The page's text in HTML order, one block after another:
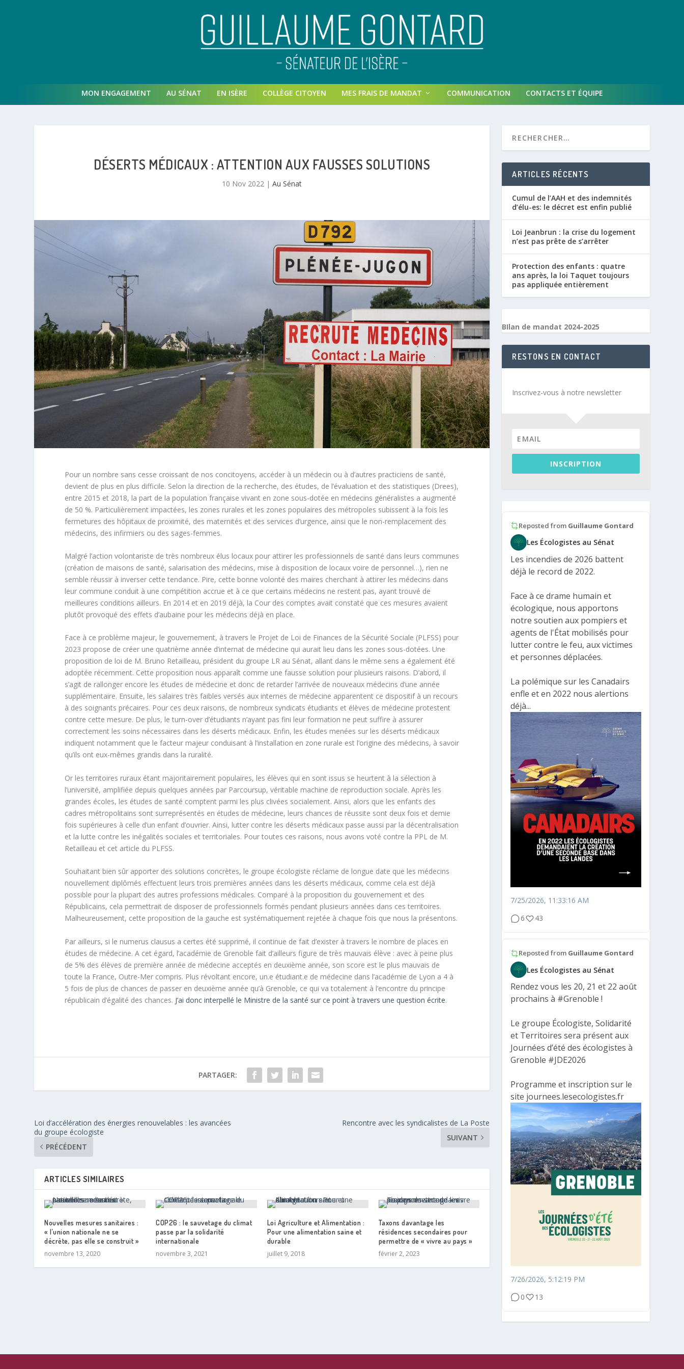
MON ENGAGEMENT AU SÉNAT EN ISÈRE COLLÈGE CITOYEN MES FRAIS DE MANDAT COMMUNICATION CONTACTS ET ÉQUIPE
DÉSERTS MÉDICAUX : ATTENTION AUX FAUSSES SOLUTIONS
10 Nov 2022 |Au Sénat
Pour un nombre sans cesse croissant de nos concitoyens, accéder à un médecin ou à d’autres practiciens de santé,
devient de plus en plus difficile. Selon la direction de la recherche, des études, de l’évaluation et des statistiques (Drees),
entre 2015 et 2018, la part de la population française vivant en zone sous-dotée en médecins généralistes a augmenté
de 50 %. Particulièrement impactées, les zones rurales et les zones populaires des métropoles subissent à la fois les
fermetures des hôpitaux de proximité, des maternités et des services d’urgence, ainsi que le non-remplacement des
médecins, des infirmiers ou des sages-femmes.
Malgré l’action volontariste de très nombreux élus locaux pour attirer les professionnels de santé dans leurs communes
(création de maisons de santé, salarisation des médecins, mise à disposition de locaux voire de personnel…), rien ne
semble réussir à inverser cette tendance. Pire, cette bonne volonté des maires cherchant à attirer les médecins dans
leur commune conduit à une compétition accrue et à ce que certains médecins ne restent pas, ayant trouvé de
meilleures conditions ailleurs. En 2014 et en 2019 déjà, la Cour des comptes avait constaté que ces mesures avaient
plutôt provoqué des effets d’aubaine pour les médecins déjà en place.
Face à ce problème majeur, le gouvernement, à travers le Projet de Loi de Finances de la Sécurité Sociale (PLFSS) pour
2023 propose de créer une quatrième année d’internat de médecine qui aurait lieu dans les zones sous-dotées. Une
proposition de loi de M. Bruno Retailleau, président du groupe LR au Sénat, allant dans le même sens a également été
adoptée récemment. Cette proposition nous apparaît comme une fausse solution pour plusieurs raisons. D’abord, il
s’agit de rallonger encore les études de médecine et donc de retarder l’arrivée de nouveaux médecins d’une année
supplémentaire. Ensuite, les salaires très faibles versés aux internes de médecine apparentent ce dispositif à un recours
à des soignants précaires. Pour ces deux raisons, de nombreux syndicats étudiants et élèves de médecine protestent
contre cette mesure. De plus, le turn-over d’étudiants n’ayant pas fini leur formation ne peut suffire à assurer
correctement les soins nécessaires dans les déserts médicaux. Enfin, les études menées sur les déserts médicaux
indiquent notamment que le facteur majeur conduisant à l’installation en zone rurale est l’origine des médecins, à savoir
qu’ils ont eux-mêmes grandis dans la ruralité.
Or les territoires ruraux étant majoritairement populaires, les élèves qui en sont issus se heurtent à la sélection à
l’université, amplifiée depuis quelques années par Parcoursup, véritable machine de reproduction sociale. Après les
grandes écoles, les études de santé comptent parmi les plus clivées socialement. Ainsi, alors que les enfants des
cadres métropolitains sont surreprésentés en études de médecine, leurs chances de réussite sont deux fois et demie
fois supérieures à celle d’un enfant d’ouvrier. Ainsi, lutter contre les déserts médicaux passe aussi par la décentralisation
et la lutte contre les inégalités sociales et territoriales. Pour toutes ces raisons, nous avons voté contre la PPL de M.
Retailleau et cet article du PLFSS.
Souhaitant bien sûr apporter des solutions concrètes, le groupe écologiste réclame de longue date que les médecins
nouvellement diplômés effectuent leurs trois premières années dans les déserts médicaux, comme cela est déjà
possible pour la plupart des autres professions médicales. Comparé à la proposition du gouvernement et des
Républicains, cela permettrait de disposer de professionnels formés pendant plusieurs années dans ces territoires.
Malheureusement, cette proposition de la gauche est systématiquement rejetée à chaque fois que nous la présentons.
Par ailleurs, si le numerus clausus a certes été supprimé, il continue de fait d’exister à travers le nombre de places en
études de médecine. A cet égard, l’académie de Grenoble fait d’ailleurs figure de très mauvais élève : avec à peine plus
de 5% des élèves de première année de médecine acceptés en deuxième année, son score est le plus mauvais de
toute la France, Outre-Mer compris. Plus révoltant encore, un.e étudiant.e de médecine dans l’académie de Lyon a 4 à
5 fois de plus de chances de passer en deuxième année qu’à Grenoble, ce qui va totalement à l’encontre du principe
républicain d’égalité des chances. J’ai donc interpellé le Ministre de la santé sur ce point à travers une question écrite.
PARTAGER:
Loi d’accélération des énergies renouvelables : les avancées
du groupe écologiste
PRÉCÉDENT
Rencontre avec les syndicalistes de La Poste
SUIVANT
ARTICLES SIMILAIRES
Nouvelles mesures sanitaires :
« l’union nationale ne se
décrète, pas elle se construit »
novembre 13, 2020
COP26 : le sauvetage du climat
passe par la solidarité
internationale
novembre 3, 2021
Loi Agriculture et Alimentation :
Pour une alimentation saine et
durable
juillet 9, 2018
Taxons davantage les
résidences secondaires pour
permettre de « vivre au pays »
février 2, 2023
ARTICLES RÉCENTS
Cumul de l’AAH et des indemnités
d’élu-es: le décret est enfin publié
Loi Jeanbrun : la crise du logement
n’est pas prête de s’arrêter
Protection des enfants : quatre
ans après, la loi Taquet toujours
pas appliquée entièrement
BIlan de mandat 2024-2025
RESTONS EN CONTACT
Inscrivez-vous à notre newsletter
INSCRIPTION
Reposted from Guillaume Gontard
Les Écologistes au Sénat
Les incendies de 2026 battent
déjà le record de 2022.
Face à ce drame humain et
écologique, nous apportons
notre soutien aux pompiers et
agents de l'État mobilisés pour
lutter contre le feu, aux victimes
et personnes déplacées.
La polémique sur les Canadairs
enfle et en 2022 nous alertions
déjà...
7/25/2026, 11:33:16 AM
6
43
Reposted from Guillaume Gontard
Les Écologistes au Sénat
Rendez vous les 20, 21 et 22 août
prochains à #Grenoble !
Le groupe Écologiste, Solidarité
et Territoires sera présent aux
Journées d’été des écologistes à
Grenoble #JDE2026
Programme et inscription sur le
site journees.lesecologistes.fr
7/26/2026, 5:12:19 PM
0
13